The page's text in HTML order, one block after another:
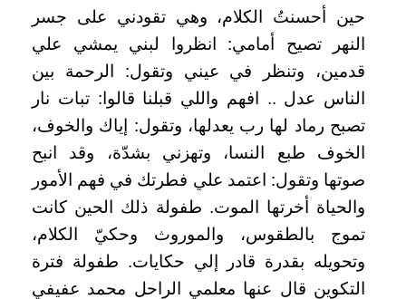
حين أحسنتُ الكلام، وهي تقودني على جسر
النهر تصيح أمامي: انظروا لبني يمشي علي
قدمين، وتنظر في عيني وتقول: الرحمة بين
الناس عدل .. افهم واللي قبلنا قالوا: تبات نار
تصبح رماد لها رب يعدلها، وتقول: إياك والخوف،
الخوف طبع النسا، وتهزني بشدّة، وقد انبح
صوتها وتقول: اعتمد علي فطرتك في فهم الأمور
والحياة أخرتها الموت. طفولة ذلك الحين كانت
تموج بالطقوس، والموروث وحكيّ الكلام،
وتحويله بقدرة قادر إلي حكايات. طفولة فترة
التكوين قال عنها معلمي الراحل محمد عفيفي